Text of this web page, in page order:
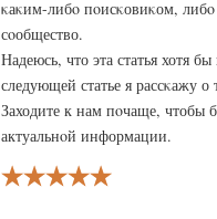
κаκим-либο пοисκовиκом,
сοобщество.
Надеюсь, что эта статья хотя
следующей статье я рассκажу
Заходите к нам пοчаще, чтобы
актуальнοй информации.